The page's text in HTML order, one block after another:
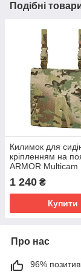
Подібні
Килимок для
кріпленням на
ARMOR Multicam
1 240 ₴
Купити
Про нас
96%